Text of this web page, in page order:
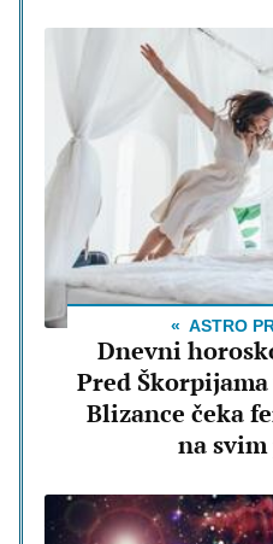
ASTRO
Dnevni
Pred
Blizance čeka
na